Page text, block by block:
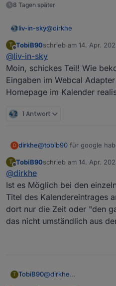
8 Tagen später
liv-in-sky@dirkhe
wollte mich nochmal
zeigen - webseite
"grüne" teil davon
google kalender
mit alarmen zu den
kalender einträge
T
Offline
TobiB90schrieb am 14. Apr.
zuletzt editiert von
@liv-in-sky
Moin, schickes Teil! Wie
Eingaben im Webcal
Homepage im Kalender
1 Antwort
D dirkhe@tobib90 für google
https://github.com/
ical ist nur readOnly, Ich
kalender, aber es
Webdav unterstützen.
T
Offline
TobiB90schrieb am 14. Apr.
zuletzt editiert von
@dirkhe
Ist es Möglich bei den
Titel des Kalendereintrages
dort nur die Zeit oder "den
das nicht umständlich aus
T TobiB90@dirkhe